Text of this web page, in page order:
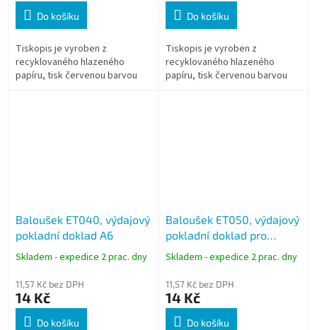
Do košíku
Tiskopis je vyroben z
recyklovaného hlazeného
papíru, tisk červenou barvou
Do košíku
Tiskopis je vyroben z
recyklovaného hlazeného
papíru, tisk červenou barvou
Baloušek ET040, výdajový
pokladní doklad A6
Skladem - expedice 2 prac. dny
11,57 Kč bez DPH
14 Kč
Do košíku
Baloušek ET050, výdajový
pokladní doklad pro
podvojné účetnictví A6
Skladem - expedice 2 prac. dny
11,57 Kč bez DPH
14 Kč
Do košíku